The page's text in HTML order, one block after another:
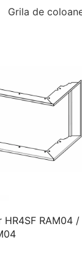
Grila de
HR4SF RAM04 /